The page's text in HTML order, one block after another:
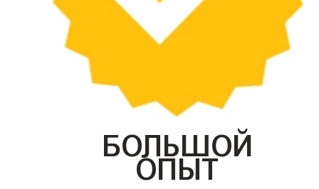
БОЛЬШОЙ
ОПЫТ